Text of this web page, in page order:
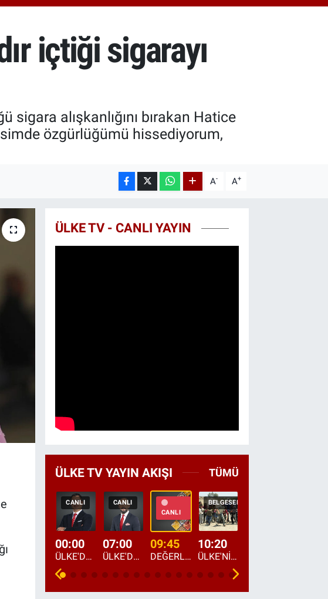
BITCOIN
64.959,79
%1.11
içtiği sigarayı
alışkanlığını bırakan Hatice
özgürlüğümü hissediyorum,
A- A+
ÜLKE TV - CANLI YAYIN
ÜLKE TV YAYIN AKIŞI TÜMÜ
CANLI
00:00
ÜLKE'DE BU GECE
CANLI
07:00
ÜLKE'DE HAFTA SONU
CANLI
09:45
DEĞERLERİN DAVETİ
BELGESEL
10:20
ÜLKE'NİN ÇOCUKLARI